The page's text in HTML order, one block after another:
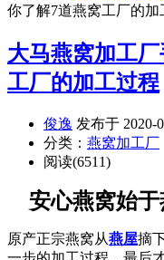
你了解7道燕窝工厂的加
大马燕窝加工
工厂的加工过程
俊逸 发布于 2020-
分类： 燕窝加工厂
阅读(6511)
安心燕窝始
原产正宗燕窝从燕屋摘